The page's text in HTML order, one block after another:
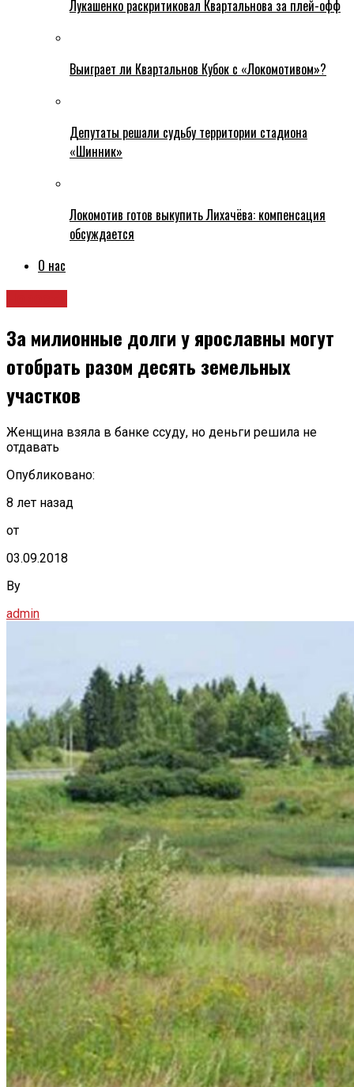
Лукашенко раскритиковал Квартальнова за плей-офф
Выиграет ли Квартальнов Кубок с «Локомотивом»?
Депутаты решали судьбу территории стадиона
«Шинник»
Локомотив готов выкупить Лихачёва: компенсация
обсуждается
О нас
За милионные долги у ярославны могут
отобрать разом десять земельных
участков
Женщина взяла в банке ссуду, но деньги решила не
отдавать
Опубликовано:
8 лет назад
от
03.09.2018
By
admin